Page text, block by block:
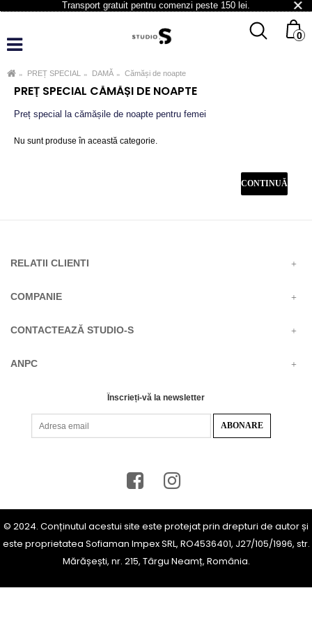
Transport gratuit pentru comenzi peste 150 lei.
0
PREȚ SPECIAL DAMĂ Cămăși de noapte
PREȚ SPECIAL CĂMĂȘI DE NOAPTE
Preț special la cămășile de noapte pentru femei
Nu sunt produse în această categorie.
CONTINUĂ
RELATII CLIENTI
COMPANIE
CONTACTEAZĂ STUDIO-S
ANPC
Înscrieți-vă la newsletter
© 2024. Conținutul acestui site este protejat prin drepturi de autor și
este proprietatea Sofiaman Impex SRL, RO4536401, J27/105/1996, str.
Mărășești, nr. 215, Târgu Neamț, România.